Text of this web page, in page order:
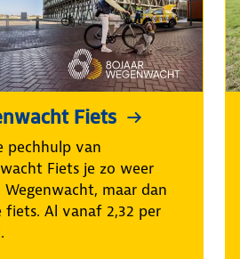
Fiets
pechhulp van
Fiets je zo weer
Wegenwacht, maar dan
fiets. Al vanaf 2,32 per